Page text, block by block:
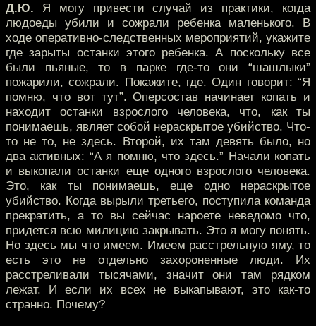
Д.Ю. Я могу привести случай из практики, когда
людоеды убили и сожрали ребенка маленького. В
ходе оперативно-следственных мероприятий, укажите
где зарыты останки этого ребенка. А поскольку все
были пьяные, то в парке где-то они “шашлыки”
пожарили, сожрали. Покажите, где. Один говорит: “Я
помню, что вот тут”. Оперсостав начинает копать и
находит останки взрослого человека, что, как ты
понимаешь, являет собой нераскрытое убийство. Что-
то не то, не здесь. Второй, их там девять было, но
два активных: “А я помню, что здесь.” Начали копать
и выкопали останки еще одного взрослого человека.
Это, как ты понимаешь, еще одно нераскрытое
убийство. Когда вырыли третьего, поступила команда
прекратить, а то вы сейчас нароете неведомо что,
придется всю милицию закрывать. Это я могу понять.
Но здесь мы что имеем. Имеем расстрельную яму, то
есть это не отдельно захороненные люди. Их
расстреливали тысячами, значит они там рядком
лежат. И если их всех не выкапывают, это как-то
странно. Почему?